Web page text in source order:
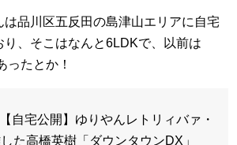
は品川区五反田の島津山エリアに自宅
り、そこはなんと6LDKで、以前は
ったとか！
自宅公開】ゆりやんレトリィバァ・
た高橋英樹「ダウンタウンDX」